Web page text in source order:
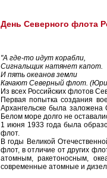
День Северного флота
"А где-то идут корабли,
Сигнальщик натянет капот.
И пять океанов земли
Качают Северный флот.
Из всех Российских флотов
Первая попытка создания
Архангельске была заложена
Белом море долго не
1 июня 1933 года была
флот.
В годы Великой
флот, в отличие от других
атомным, ракетоносным,
современные атомные и